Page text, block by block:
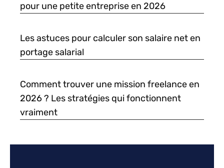
pour une petite entreprise en 2026
Les astuces pour calculer son salaire net en
portage salarial
Comment trouver une mission freelance en
2026 ? Les stratégies qui fonctionnent
vraiment